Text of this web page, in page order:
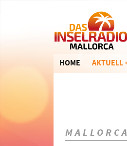
HOME AKTUELL
MALLORCA